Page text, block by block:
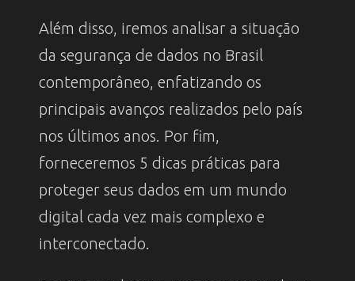
Além disso, iremos analisar a situação
da segurança de dados no Brasil
contemporâneo, enfatizando os
principais avanços realizados pelo país
nos últimos anos. Por fim,
forneceremos 5 dicas práticas para
proteger seus dados em um mundo
digital cada vez mais complexo e
interconectado.